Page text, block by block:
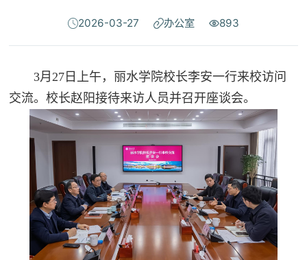
2026-03-27 办公室 893
3月27日上午，丽水学院校长李安一行来校访问
交流。校长赵阳接待来访人员并召开座谈会。